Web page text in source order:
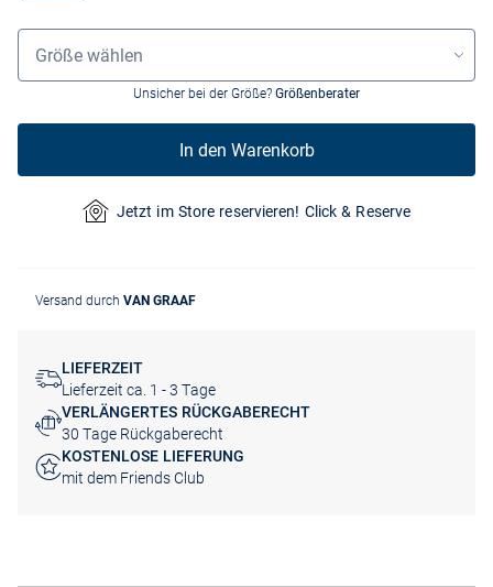
Grössenauswahl
Größe wählen
Unsicher bei der Größe? Größenberater
In den Warenkorb
Jetzt im Store reservieren! Click & Reserve
Versand durch VAN GRAAF
LIEFERZEIT
Lieferzeit ca. 1 - 3 Tage
VERLÄNGERTES RÜCKGABERECHT
30 Tage Rückgaberecht
KOSTENLOSE LIEFERUNG
mit dem Friends Club